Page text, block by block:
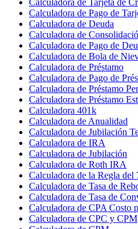
Calculadora de Pago de
Calculadora de Deuda
Calculadora de
Calculadora de Pago de
Calculadora de Bola de
Calculadora de Préstamo
Calculadora de Pago de
Calculadora de Préstamo
Calculadora de Préstamo
Calculadora 401k
Calculadora de Anualidad
Calculadora de Jubilación
Calculadora de IRA
Calculadora de Jubilación
Calculadora de Roth IRA
Calculadora de la Regla del
Calculadora de Tasa de
Calculadora de Tasa de
Calculadora de CPA Costo
Calculadora de CPC y CPM